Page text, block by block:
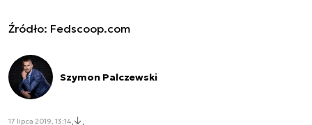
Źródło: Fedscoop.com
Szymon Palczewski
17 lipca 2019, 13:14